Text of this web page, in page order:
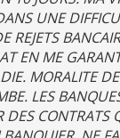
UNE
REJETS
EN ME
MORALITE
LES
CONTRATS